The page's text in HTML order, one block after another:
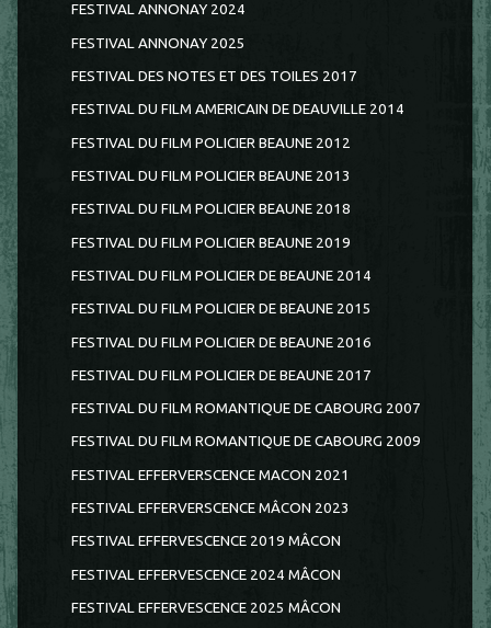
FESTIVAL ANNONAY 2024
FESTIVAL ANNONAY 2025
FESTIVAL DES NOTES ET DES TOILES 2017
FESTIVAL DU FILM AMERICAIN DE DEAUVILLE 2014
FESTIVAL DU FILM POLICIER BEAUNE 2012
FESTIVAL DU FILM POLICIER BEAUNE 2013
FESTIVAL DU FILM POLICIER BEAUNE 2018
FESTIVAL DU FILM POLICIER BEAUNE 2019
FESTIVAL DU FILM POLICIER DE BEAUNE 2014
FESTIVAL DU FILM POLICIER DE BEAUNE 2015
FESTIVAL DU FILM POLICIER DE BEAUNE 2016
FESTIVAL DU FILM POLICIER DE BEAUNE 2017
FESTIVAL DU FILM ROMANTIQUE DE CABOURG 2007
FESTIVAL DU FILM ROMANTIQUE DE CABOURG 2009
FESTIVAL EFFERVERSCENCE MACON 2021
FESTIVAL EFFERVERSCENCE MÂCON 2023
FESTIVAL EFFERVESCENCE 2019 MÂCON
FESTIVAL EFFERVESCENCE 2024 MÂCON
FESTIVAL EFFERVESCENCE 2025 MÂCON